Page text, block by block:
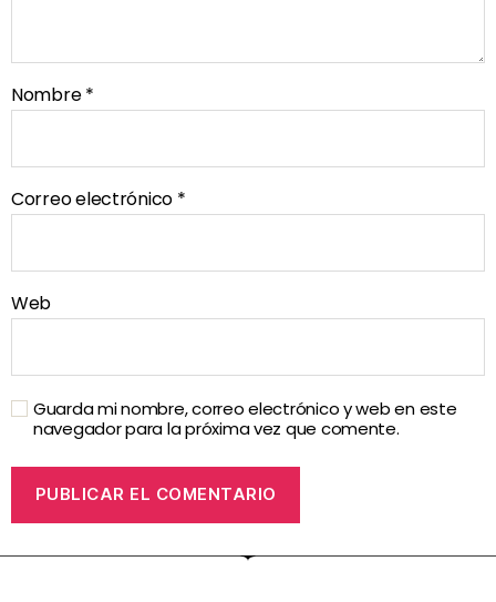
Nombre*
Correo electrónico *
Web
Guarda mi nombre, correo electrónico y web en este
navegador para la próxima vez que comente.